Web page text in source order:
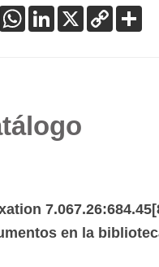
FacebookWhatsApp
LinkedIn
X Copy
Link
en la